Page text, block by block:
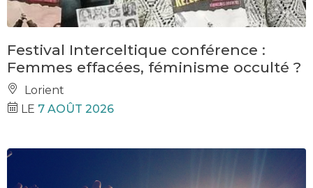
Festival Interceltique conférence :
Femmes effacées, féminisme occulté ?
Lorient
LE 7 AOÛT 2026